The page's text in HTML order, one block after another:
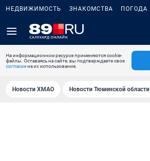
НЕДВИЖИМОСТЬ ЗНАКОМСТВА ПОГОДА
На информационном ресурсе применяются cookie-
файлы. Оставаясь на сайте, вы подтверждаете свое
согласиена их использование.
Новости ХМАО Новости Тюменской области